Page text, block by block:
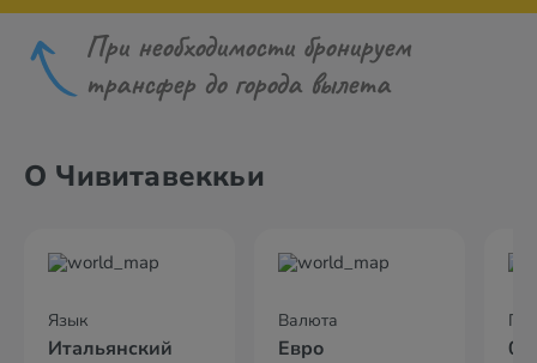
При необходимости бронируем
трансфер до города вылета
О Чивитавеккьи
Язык
Итальянский
Валюта
Евро